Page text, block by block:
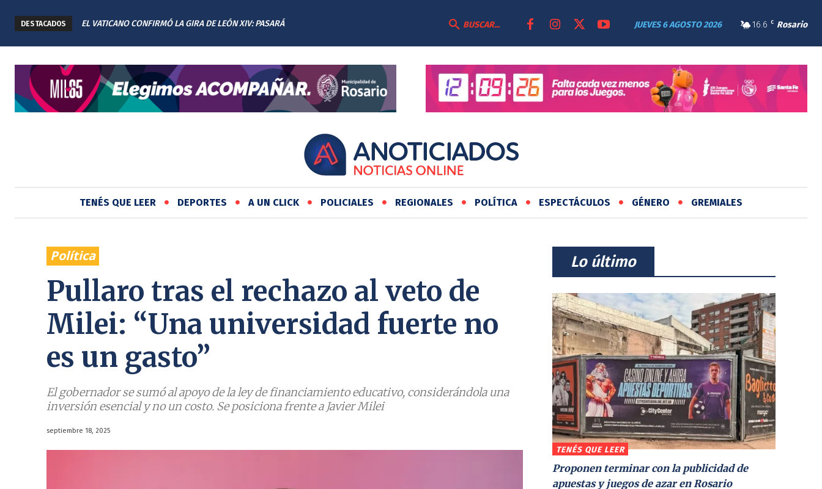
DESTACADOS
EL VATICANO CONFIRMÓ LA GIRA DE LEÓN XIV: PASARÁ
16.6 C Rosario
JUEVES 6 AGOSTO 2026
BUSCAR...
TENÉS QUE LEER DEPORTES A UN CLICK POLICIALES REGIONALES POLÍTICA ESPECTÁCULOS GÉNERO GREMIALES
Política
Pullaro tras el rechazo al veto de
Milei: “Una universidad fuerte no
es un gasto”
El gobernador se sumó al apoyo de la ley de financiamiento educativo, considerándola una
inversión esencial y no un costo. Se posiciona frente a Javier Milei
septiembre 18, 2025
⠀Lo último⠀
TENÉS QUE LEER
Proponen terminar con la publicidad de
apuestas y juegos de azar en Rosario